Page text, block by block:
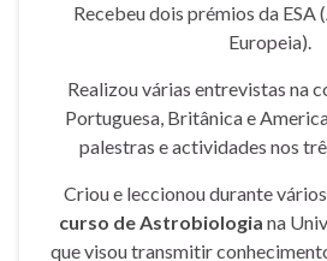
Recebeu dois prémios da ESA
Europeia).
Realizou várias entrevistas na
Portuguesa, Britânica e
palestras e actividades nos
Criou e leccionou durante
curso de Astrobiologia na
que visou transmitir